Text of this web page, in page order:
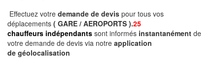
Effectuez votre demande de devis pour tous vos
déplacements ( GARE / AEROPORTS ).25
chauffeurs indépendants sont informés instantanément de
votre demande de devis via notre application
de géolocalisation